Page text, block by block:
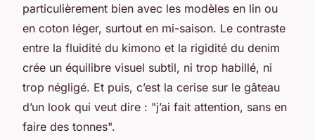
particulièrement bien avec les modèles en lin ou
en coton léger, surtout en mi-saison. Le contraste
entre la fluidité du kimono et la rigidité du denim
crée un équilibre visuel subtil, ni trop habillé, ni
trop négligé. Et puis, c’est la cerise sur le gâteau
d’un look qui veut dire : "j’ai fait attention, sans en
faire des tonnes".